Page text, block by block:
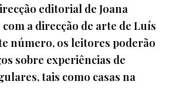
editorial de Joana
a direcção de arte de Luís
número, os leitores poderão
sobre experiências de
tais como casas na